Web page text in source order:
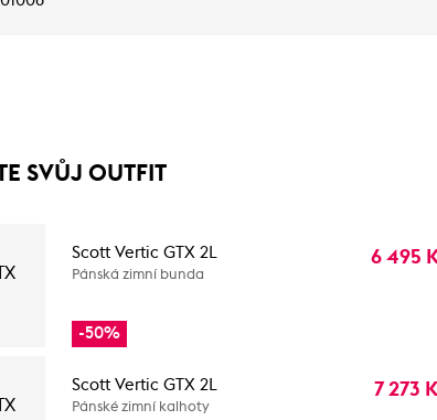
SVŮJ OUTFIT
Scott Vertic GTX 2L
Pánská zimní bunda
6 495
-50%
Scott Vertic GTX 2L
Pánské zimní kalhoty
7 273